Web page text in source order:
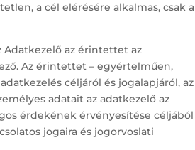
a cél elérésére alkalmas, csak a
Adatkezelő az érintettet az
Az érintettet – egyértelműen,
céljáról és jogalapjáról, az
adatait az adatkezelő az
érdekének érvényesítése céljából
jogaira és jogorvoslati